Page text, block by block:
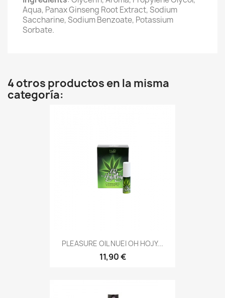
Aqua, Panax Ginseng Root Extract, Sodium
Saccharine, Sodium Benzoate, Potassium
Sorbate.
4 otros productos en la misma
categoría:
PLEASURE OIL NUEI OH HOJY...
11,90 €